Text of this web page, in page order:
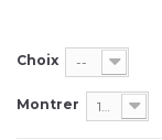
Choix --
Montrer